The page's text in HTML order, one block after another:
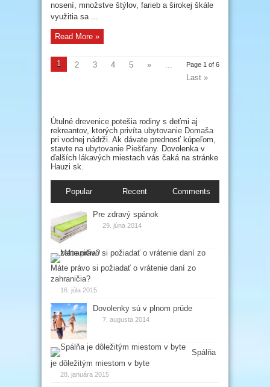
nosení, množstve štýlov, farieb a širokej škále
využitia sa ...
Read More »
Page 1 of 6
1 2 3 4 5 »
Last »
Útulné drevenice potešia rodiny s deťmi aj
rekreantov, ktorých privíta ubytovanie Domaša
pri vodnej nádrži. Ak dávate prednosť kúpeľom,
stavte na ubytovanie Piešťany. Dovolenka v
ďalších lákavých miestach vás čaká na stránke
Hauzi sk.
Popular Recent Comments
Pre zdravý spánok
29. júna 2014
Máte právo si požiadať o vrátenie daní zo
zahraničia?
16. júla 2015
Dovolenky sú v plnom prúde
7. augusta 2014
Spálňa
je dôležitým miestom v byte
28. januára 2015